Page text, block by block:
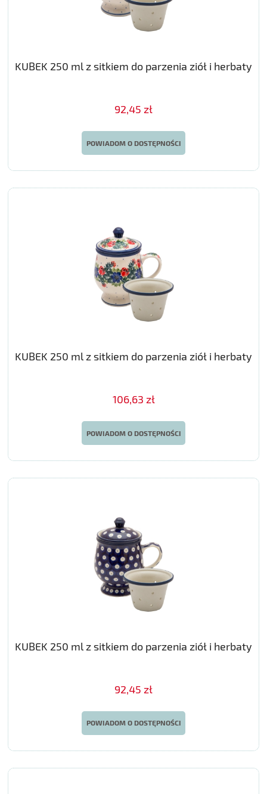
KUBEK 250 ml z sitkiem do parzenia ziół i herbaty
92,45 zł
POWIADOM O DOSTĘPNOŚCI
KUBEK 250 ml z sitkiem do parzenia ziół i herbaty
106,63 zł
POWIADOM O DOSTĘPNOŚCI
KUBEK 250 ml z sitkiem do parzenia ziół i herbaty
92,45 zł
POWIADOM O DOSTĘPNOŚCI